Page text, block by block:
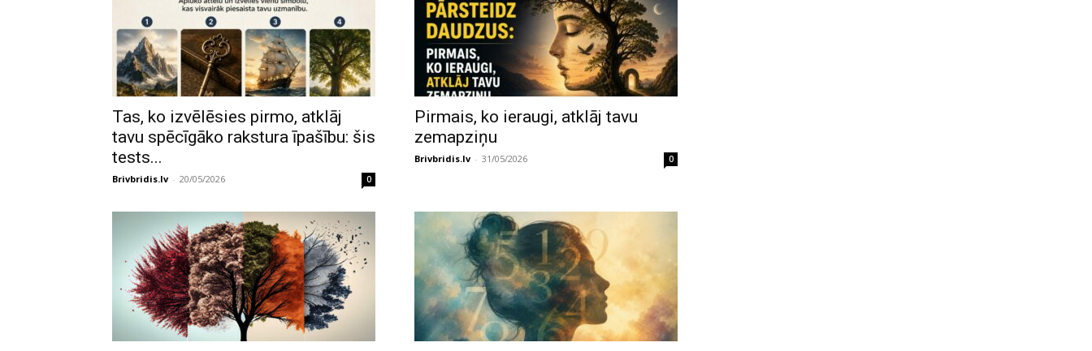
Tas, ko izvēlēsies pirmo, atklāj
tavu spēcīgāko rakstura īpašību: šis
tests...
Brivbridis.lv - 20/05/2026 0
Pirmais, ko ieraugi, atklāj tavu
zemapziņu
Brivbridis.lv - 31/05/2026 0